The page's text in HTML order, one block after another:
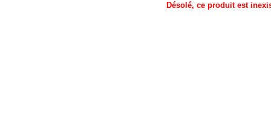
Désolé, ce produit est